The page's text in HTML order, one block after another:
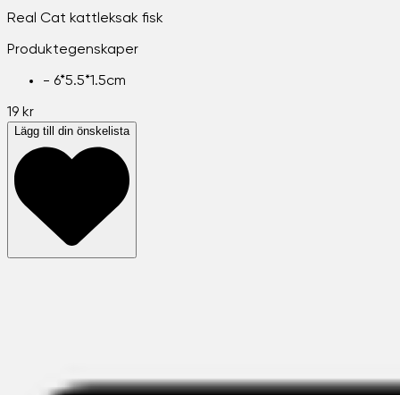
Real Cat kattleksak fisk
Produktegenskaper
- 6*5.5*1.5cm
19 kr
Lägg till din önskelista